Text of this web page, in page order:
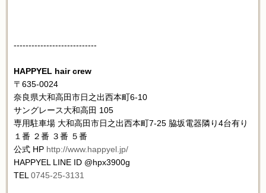
----------------------------
HAPPYEL hair crew
〒635-0024
奈良県大和高田市日之出西本町6-10
サングレース大和高田 105
専用駐車場 大和高田市日之出西本町7-25 脇坂電器隣り4台有り
１番 ２番 ３番 ５番
公式 HP http://www.happyel.jp/
HAPPYEL LINE ID @hpx3900g
TEL 0745-25-3131